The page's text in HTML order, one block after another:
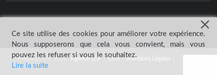
Réalisation © 2018 Agence LDP | CGV | Mentions Légales
Ce site utilise des cookies pour améliorer votre expérience.
Nous supposerons que cela vous convient, mais vous
pouvez les refuser si vous le souhaitez.
Lire la suite